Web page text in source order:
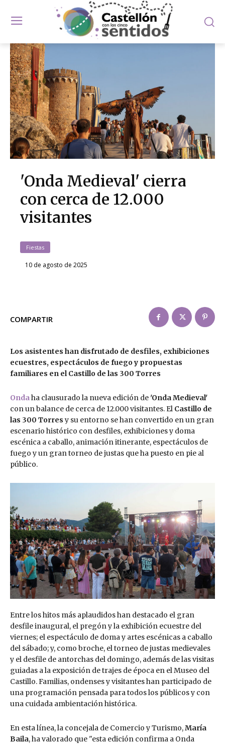
'Onda Medieval' cierra
con cerca de 12.000
visitantes
Fiestas
10 de agosto de 2025
COMPARTIR
Los asistentes han disfrutado de desfiles, exhibiciones
ecuestres, espectáculos de fuego y propuestas
familiares en el Castillo de las 300 Torres
Ondaha clausurado la nueva edición de 'Onda Medieval'
con un balance de cerca de 12.000 visitantes. El Castillo de
las 300 Torresy su entorno se han convertido en un gran
escenario histórico con desfiles, exhibiciones y doma
escénica a caballo, animación itinerante, espectáculos de
fuego y un gran torneo de justas que ha puesto en pie al
público.
Entre los hitos más aplaudidos han destacado el gran
desfile inaugural, el pregón y la exhibición ecuestre del
viernes; el espectáculo de doma y artes escénicas a caballo
del sábado; y, como broche, el torneo de justas medievales
y el desfile de antorchas del domingo, además de las visitas
guiadas a la exposición de trajes de época en el Museo del
Castillo. Familias, ondenses y visitantes han participado de
una programación pensada para todos los públicos y con
una cuidada ambientación histórica.
En esta línea, la concejala de Comercio y Turismo,María
Baila, ha valorado que "esta edición confirma a Onda